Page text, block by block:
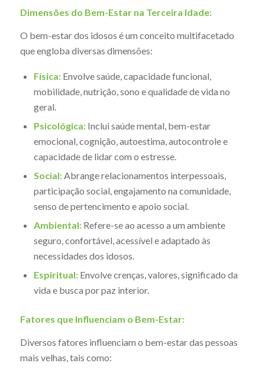
Dimensões do Bem-Estar na Terceira Idade:
O bem-estar dos idosos é um conceito multifacetado
que engloba diversas dimensões:
Física:Envolve saúde, capacidade funcional,
mobilidade, nutrição, sono e qualidade de vida no
geral.
Psicológica:Inclui saúde mental, bem-estar
emocional, cognição, autoestima, autocontrole e
capacidade de lidar com o estresse.
Social:Abrange relacionamentos interpessoais,
participação social, engajamento na comunidade,
senso de pertencimento e apoio social.
Ambiental:Refere-se ao acesso a um ambiente
seguro, confortável, acessível e adaptado às
necessidades dos idosos.
Espiritual:Envolve crenças, valores, significado da
vida e busca por paz interior.
Fatores que Influenciam o Bem-Estar:
Diversos fatores influenciam o bem-estar das pessoas
mais velhas, tais como: